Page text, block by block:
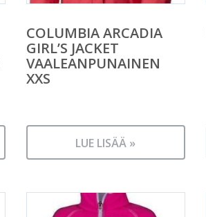
COLUMBIA ARCADIA
GIRL’S JACKET
VAALEANPUNAINEN
XXS
LUE LISÄÄ »